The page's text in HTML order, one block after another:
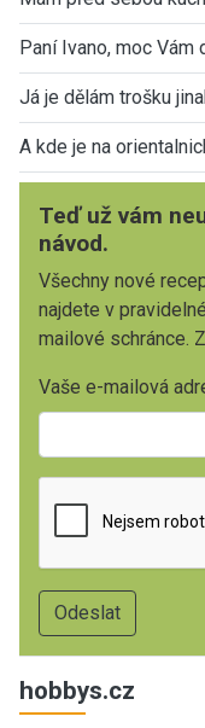
Paní Ivano, moc Vám
Já je dělám trošku
A kde je na
Teď už vám
návod.
Všechny nové
najdete v
mailové schránce.
Vaše e-mailová
hobbys.cz